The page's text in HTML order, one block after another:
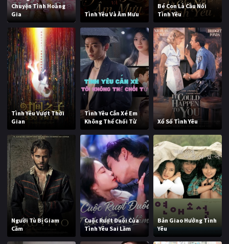
Chuyện Tình Hoàng
Gia
Tình Yêu Và Âm Mưu
Bé Con Là Cầu Nối
Tình Yêu
Tình Yêu Vượt Thời
Gian
Tình Yêu Cắn Xé Em
Không Thể Chối Từ
Xổ Số Tình Yêu
Người Tù Bị Giam
Cầm
Cuộc Rượt Đuổi Của
Tình Yêu Sai Lầm
Bản Giao Hưởng Tình
Yêu